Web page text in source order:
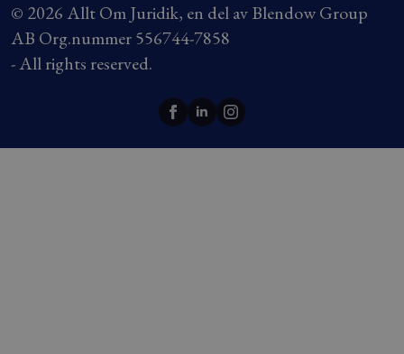
© 2026 Allt Om Juridik, en del av Blendow Group
AB Org.nummer 556744-7858
- All rights reserved.